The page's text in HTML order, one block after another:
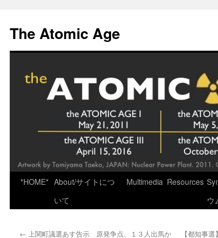
content
The Atomic Age
*HOME* About/サイトにつ
いて
Multimedia Resources
ウ
← 上関町議選あす告示 原発争点、１３人出馬か
【都知事